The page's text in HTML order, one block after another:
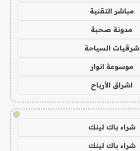
مباشر التقنية
مدونة صحبة
شرقيات السياحة
موسوعة انوار
اشراق الأرباح
!
شراء باك لينك
شراء باك لينك